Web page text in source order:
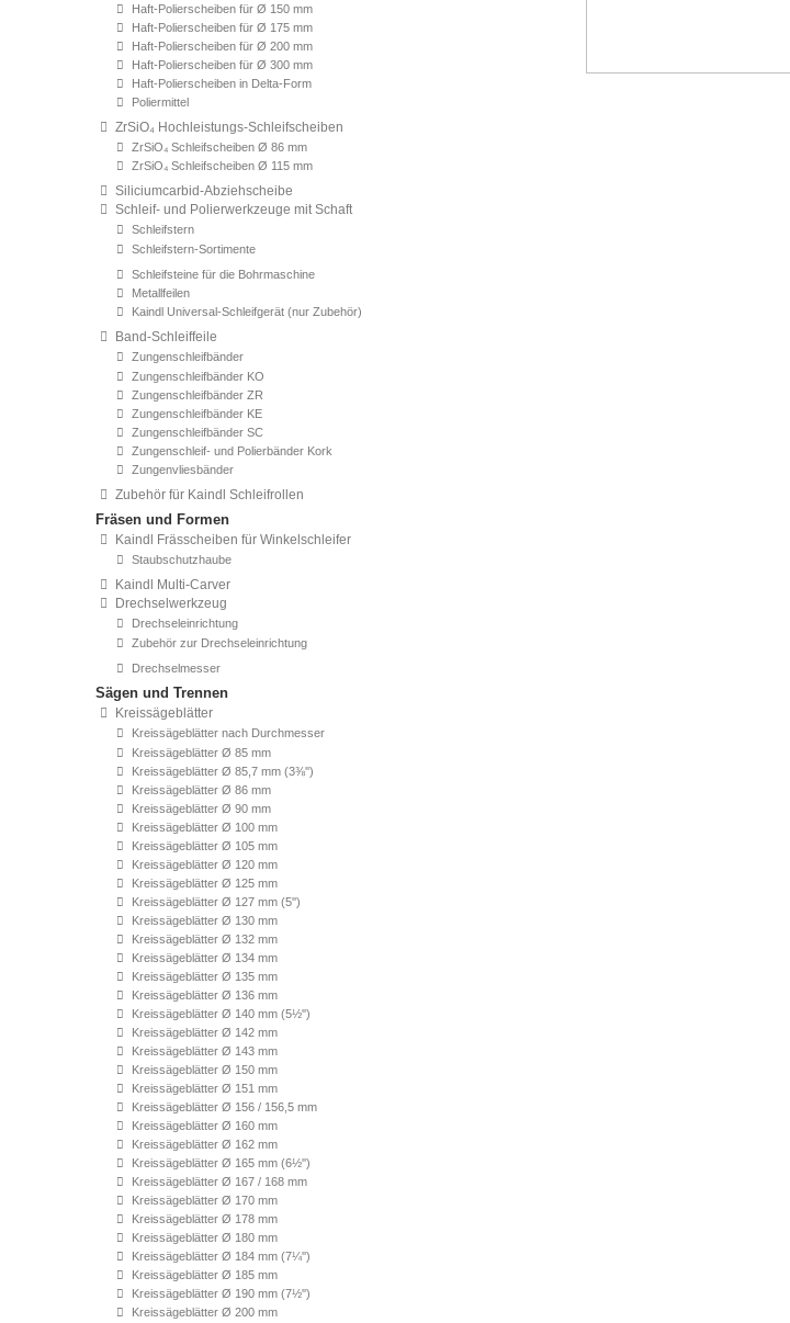
Haft-Polierscheiben für Ø 150 mm
Haft-Polierscheiben für Ø 175 mm
Haft-Polierscheiben für Ø 200 mm
Haft-Polierscheiben für Ø 300 mm
Haft-Polierscheiben in Delta-Form
Poliermittel
ZrSiO₄ Hochleistungs-Schleifscheiben
ZrSiO₄ Schleifscheiben Ø 86 mm
ZrSiO₄ Schleifscheiben Ø 115 mm
Siliciumcarbid-Abziehscheibe
Schleif- und Polierwerkzeuge mit Schaft
Schleifstern
Schleifstern-Sortimente
Schleifsteine für die Bohrmaschine
Metallfeilen
Kaindl Universal-Schleifgerät (nur Zubehör)
Band-Schleiffeile
Zungenschleifbänder
Zungenschleifbänder KO
Zungenschleifbänder ZR
Zungenschleifbänder KE
Zungenschleifbänder SC
Zungenschleif- und Polierbänder Kork
Zungenvliesbänder
Zubehör für Kaindl Schleifrollen
Fräsen und Formen
Kaindl Frässcheiben für Winkelschleifer
Staubschutzhaube
Kaindl Multi-Carver
Drechselwerkzeug
Drechseleinrichtung
Zubehör zur Drechseleinrichtung
Drechselmesser
Sägen und Trennen
Kreissägeblätter
Kreissägeblätter nach Durchmesser
Kreissägeblätter Ø 85 mm
Kreissägeblätter Ø 85,7 mm (3⅜'')
Kreissägeblätter Ø 86 mm
Kreissägeblätter Ø 90 mm
Kreissägeblätter Ø 100 mm
Kreissägeblätter Ø 105 mm
Kreissägeblätter Ø 120 mm
Kreissägeblätter Ø 125 mm
Kreissägeblätter Ø 127 mm (5'')
Kreissägeblätter Ø 130 mm
Kreissägeblätter Ø 132 mm
Kreissägeblätter Ø 134 mm
Kreissägeblätter Ø 135 mm
Kreissägeblätter Ø 136 mm
Kreissägeblätter Ø 140 mm (5½'')
Kreissägeblätter Ø 142 mm
Kreissägeblätter Ø 143 mm
Kreissägeblätter Ø 150 mm
Kreissägeblätter Ø 151 mm
Kreissägeblätter Ø 156 / 156,5 mm
Kreissägeblätter Ø 160 mm
Kreissägeblätter Ø 162 mm
Kreissägeblätter Ø 165 mm (6½'')
Kreissägeblätter Ø 167 / 168 mm
Kreissägeblätter Ø 170 mm
Kreissägeblätter Ø 178 mm
Kreissägeblätter Ø 180 mm
Kreissägeblätter Ø 184 mm (7¼'')
Kreissägeblätter Ø 185 mm
Kreissägeblätter Ø 190 mm (7½'')
Kreissägeblätter Ø 200 mm